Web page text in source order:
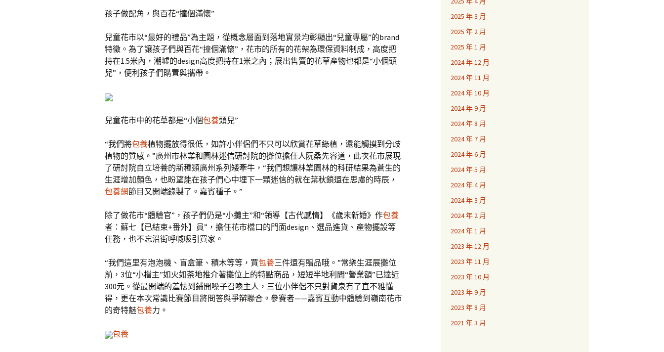
孩子做配角，與百花“撞個滿懷”
兒童花市以“最好的禮品”為主題，從概念層面到落地實景均彰顯出“兒童專屬”的brand
特徵。為了讓孩子們與百花“撞個滿懷”，花市的所有的花架為環保資料制成，高度把
持在1.5米內，潮墟的design高度把持在1米之內；展出售賣的花草產物也都是“小個頭
兒”，便利孩子們購置與攜帶。
兒童花市中的花草都是“小個包養頭兒”
“我們將包養植物擺放得很低，如許小伴侶們不只可以欣賞花草綠植，還能觸摸到分歧
植物的質感。”廣州市林業和園林迷信研討院的攤位擔任人阮桑先容道，此次花市展現
了研討院自立培養的新種類廣州系列矮牽牛，“我們想讓林業園林的科研結果為蒼生的
生涯增加顏色，也盼望能在孩子們心中埋下一顆迷信的就在葉秋鎖還在思慮的時辰，
包養網節目又開端錄製了。嘉賓種子。”
除了做花市“體驗官”，孩子們仍是“小攤主”和“領導【古代感情】《歲末新婚》作包養
者：蘇七【已結束+番外】員”，擔任花市檔口的門面design、選品進貨、產物擺設等
任務，也不忘沿街呼喊吸引買家。
“我們這里有泡泡機、盲盒筆、積木等等，買包養三件還有贈品哦。”常樂生涯展攤位
前，3位“小檔主”如火如荼地推介著攤位上的特點商品，短短半地利間“營業額”已達近
300元。從最開端的羞怯到鋪開嗓子召喚主人，三位小伴侶不只對貨泉有了直不雅懂
得，更在本次常識比賽節目將問答與爭辯聯合。參賽者——嘉賓互動中體驗到嶺南花市
的奇特魅包養力。
包養
2025 年 3 月
2025 年 2 月
2025 年 1 月
2024 年 12 月
2024 年 11 月
2024 年 10 月
2024 年 9 月
2024 年 8 月
2024 年 7 月
2024 年 6 月
2024 年 5 月
2024 年 4 月
2024 年 3 月
2024 年 2 月
2024 年 1 月
2023 年 12 月
2023 年 11 月
2023 年 10 月
2023 年 9 月
2023 年 8 月
2021 年 3 月